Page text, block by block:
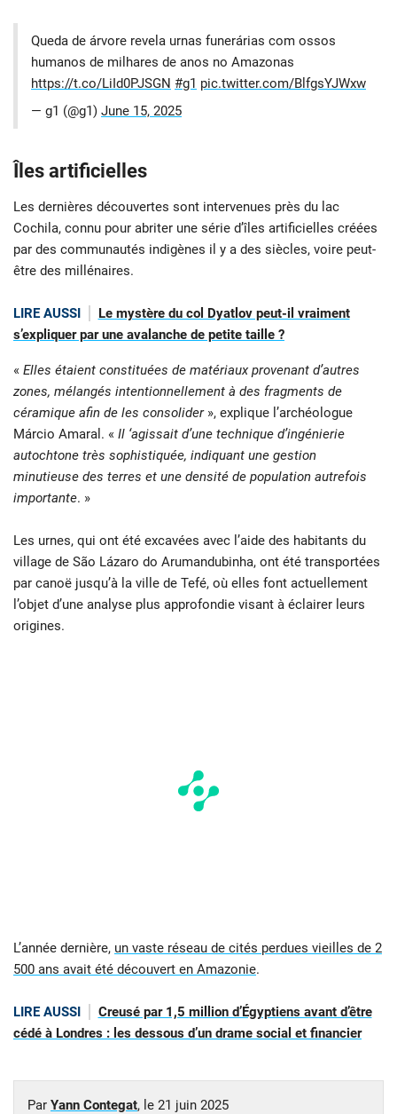
Queda de árvore revela urnas funerárias com ossos
humanos de milhares de anos no Amazonas
https://t.co/LiId0PJSGN #g1 pic.twitter.com/BlfgsYJWxw
— g1 (@g1) June 15, 2025
Îles artificielles
Les dernières découvertes sont intervenues près du lac
Cochila, connu pour abriter une série d’îles artificielles créées
par des communautés indigènes il y a des siècles, voire peut-
être des millénaires.
LIRE AUSSI
Le mystère du col Dyatlov peut-il vraiment
s’expliquer par une avalanche de petite taille ?
« Elles étaient constituées de matériaux provenant d’autres
zones, mélangés intentionnellement à des fragments de
céramique afin de les consolider », explique l’archéologue
Márcio Amaral. « Il ‘agissait d’une technique d’ingénierie
autochtone très sophistiquée, indiquant une gestion
minutieuse des terres et une densité de population autrefois
importante. »
Les urnes, qui ont été excavées avec l’aide des habitants du
village de São Lázaro do Arumandubinha, ont été transportées
par canoë jusqu’à la ville de Tefé, où elles font actuellement
l’objet d’une analyse plus approfondie visant à éclairer leurs
origines.
L’année dernière, un vaste réseau de cités perdues vieilles de 2
500 ans avait été découvert en Amazonie.
LIRE AUSSI
Creusé par 1,5 million d’Égyptiens avant d’être
cédé à Londres : les dessous d’un drame social et financier
Par Yann Contegat, le 21 juin 2025